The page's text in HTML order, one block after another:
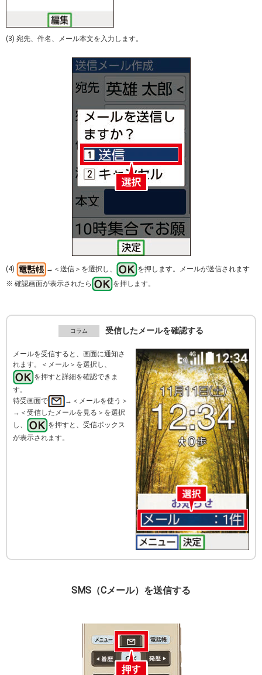
(3) 宛先、件名、メール本文を入力します。
(4) →＜送信＞を選択し、
を押します。メールが送信されます
※ 確認画面が表示されたら
を押します。
受信したメールを確認する
メールを受信すると、画面に通知さ
れます。＜メール＞を選択し、
を押すと詳細を確認できま
す。
待受画面で
→＜メールを使う＞
→＜受信したメールを見る＞を選択
し、
を押すと、受信ボックス
が表示されます。
SMS（Cメール）を送信する